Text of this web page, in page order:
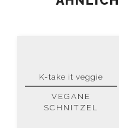
K-take it veggie
VEGANE
SCHNITZEL